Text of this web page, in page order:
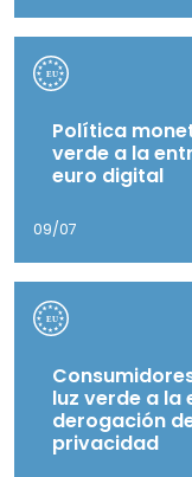
Política
verde a la
euro digital
09/07
luz verde a la
derogación
privacidad